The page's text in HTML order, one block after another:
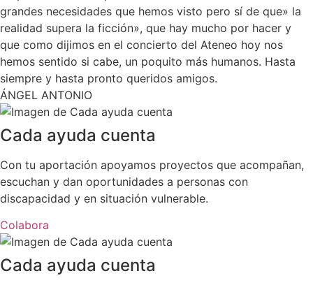
grandes necesidades que hemos visto pero sí de que» la
realidad supera la ficción», que hay mucho por hacer y
que como dijimos en el concierto del Ateneo hoy nos
hemos sentido si cabe, un poquito más humanos. Hasta
siempre y hasta pronto queridos amigos.
ÁNGEL ANTONIO
Cada ayuda cuenta
Con tu aportación apoyamos proyectos que acompañan,
escuchan y dan oportunidades a personas con
discapacidad y en situación vulnerable.
Colabora
Cada ayuda cuenta